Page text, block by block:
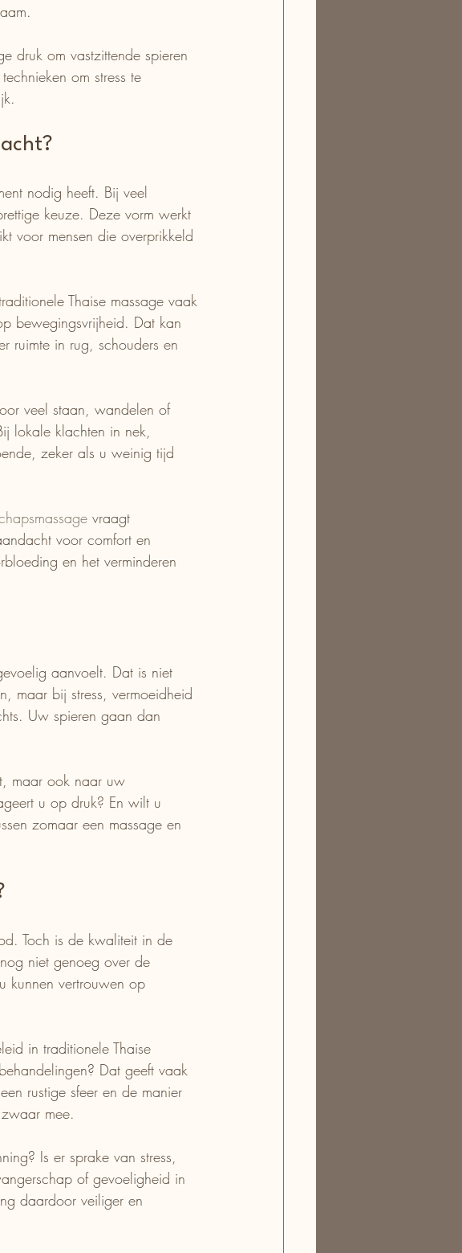
druk om vastzittende spieren
om stress te
nodig heeft. Bij veel
keuze. Deze vorm werkt
voor mensen die overprikkeld
Thaise massage vaak
bewegingsvrijheid. Dat kan
ruimte in rug, schouders en
veel staan, wandelen of
lokale klachten in nek,
zeker als u weinig tijd
vraagt
voor comfort en
en het verminderen
aanvoelt. Dat is niet
maar bij stress, vermoeidheid
Uw spieren gaan dan
maar ook naar uw
u op druk? En wilt u
zomaar een massage en
Toch is de kwaliteit in de
niet genoeg over de
kunnen vertrouwen op
in traditionele Thaise
Dat geeft vaak
rustige sfeer en de manier
mee.
Is er sprake van stress,
of gevoeligheid in
daardoor veiliger en